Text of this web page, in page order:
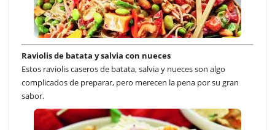
Raviolis de batata y salvia con nueces
Estos raviolis caseros de batata, salvia y nueces son algo
complicados de preparar, pero merecen la pena por su gran
sabor.